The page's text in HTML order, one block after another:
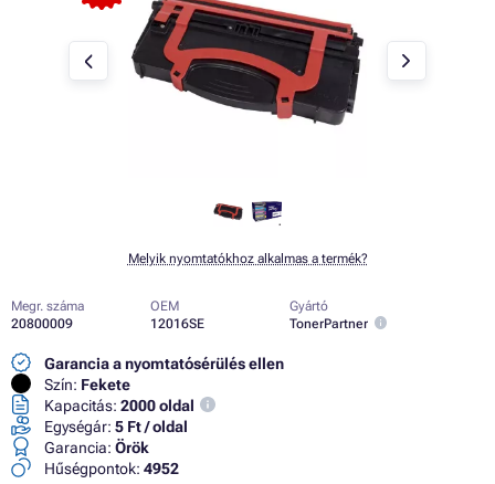
Melyik nyomtatókhoz alkalmas a termék?
Megr. száma
20800009
OEM
12016SE
Gyártó
TonerPartner
Garancia a nyomtatósérülés ellen
Szín: Fekete
Kapacitás: 2000 oldal
Egységár: 5 Ft / oldal
Garancia: Örök
Hűségpontok: 4952